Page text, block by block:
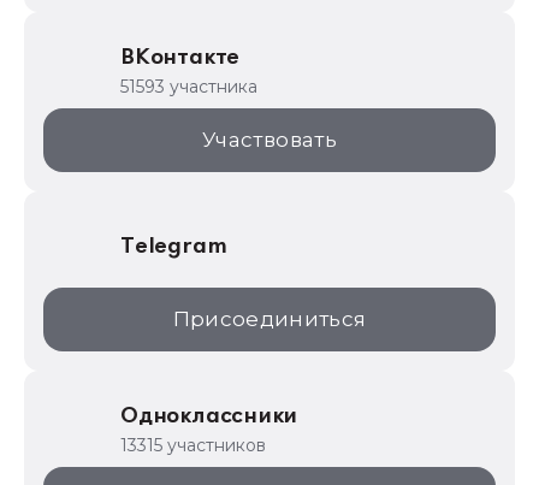
1С:Торговая площадка
ВКонтакте
51593 участника
Участвовать
Telegram
Присоединиться
Одноклассники
13315 участников